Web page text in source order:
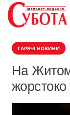
ГАРЯЧІ НОВИНИ
На
жорстоко